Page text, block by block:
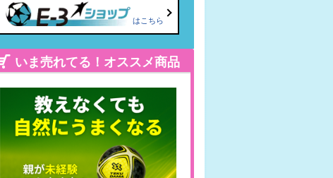
はこちら
いま売れてる！オススメ商品